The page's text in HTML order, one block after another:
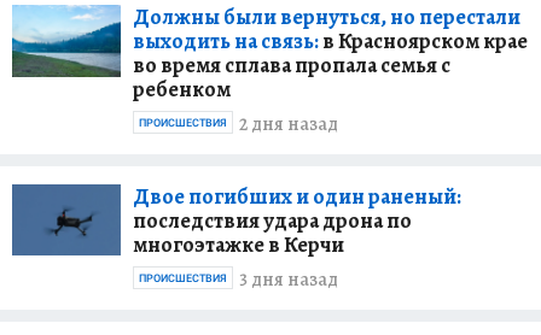
Должны были вернуться, но перестали
выходить на связь:в Красноярском крае
во время сплава пропала семья с
ребенком
2 дня назад
ПРОИСШЕСТВИЯ
Двое погибших и один раненый:
последствия удара дрона по
многоэтажке в Керчи
3 дня назад
ПРОИСШЕСТВИЯ